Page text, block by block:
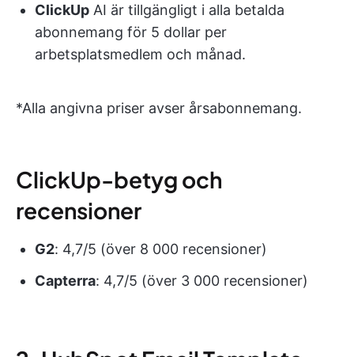
ClickUp AI är tillgängligt i alla betalda
abonnemang för 5 dollar per
arbetsplatsmedlem och månad.
*Alla angivna priser avser årsabonnemang.
ClickUp-betyg och
recensioner
G2: 4,7/5 (över 8 000 recensioner)
Capterra: 4,7/5 (över 3 000 recensioner)